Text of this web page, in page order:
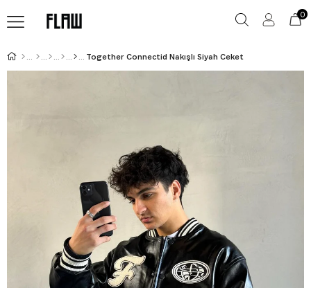
0
Together Connectid Nakışlı Siyah Ceket